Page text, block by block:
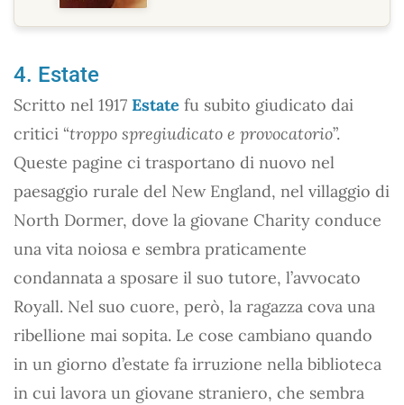
4. Estate
Scritto nel 1917 Estate fu subito giudicato dai
critici “troppo spregiudicato e provocatorio”.
Queste pagine ci trasportano di nuovo nel
paesaggio rurale del New England, nel villaggio di
North Dormer, dove la giovane Charity conduce
una vita noiosa e sembra praticamente
condannata a sposare il suo tutore, l’avvocato
Royall. Nel suo cuore, però, la ragazza cova una
ribellione mai sopita. Le cose cambiano quando
in un giorno d’estate fa irruzione nella biblioteca
in cui lavora un giovane straniero, che sembra